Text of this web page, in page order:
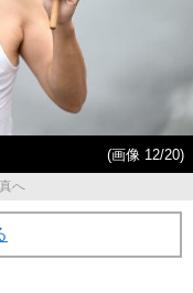
(画像 12/20)
へ